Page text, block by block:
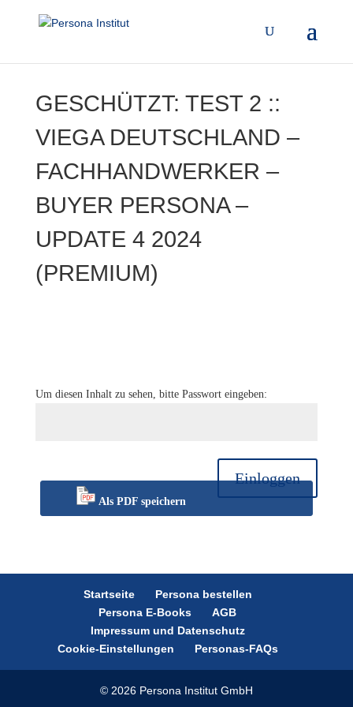
GESCHÜTZT: TEST 2 ::
VIEGA DEUTSCHLAND –
FACHHANDWERKER –
BUYER PERSONA –
UPDATE 4 2024
(PREMIUM)
Um diesen Inhalt zu sehen, bitte Passwort eingeben:
Einloggen
Als PDF speichern
Startseite
Persona bestellen
Persona E-Books
AGB
Impressum und Datenschutz
Cookie-Einstellungen
Personas-FAQs
© 2026 Persona Institut GmbH